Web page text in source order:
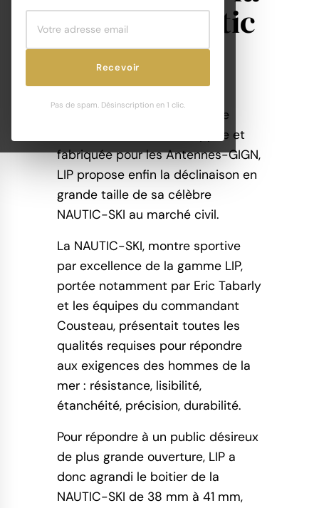
Recevoir
Pas de spam. Désinscription en 1 clic.
grande nautic
ski
Suite à la première version de
GRANDE-NAUTIC développée et
fabriquée pour les Antennes-GIGN,
LIP propose enfin la déclinaison en
grande taille de sa célèbre
NAUTIC-SKI au marché civil.
La NAUTIC-SKI, montre sportive
par excellence de la gamme LIP,
portée notamment par Eric Tabarly
et les équipes du commandant
Cousteau, présentait toutes les
qualités requises pour répondre
aux exigences des hommes de la
mer : résistance, lisibilité,
étanchéité, précision, durabilité.
Pour répondre à un public désireux
de plus grande ouverture, LIP a
donc agrandi le boitier de la
NAUTIC-SKI de 38 mm à 41 mm,